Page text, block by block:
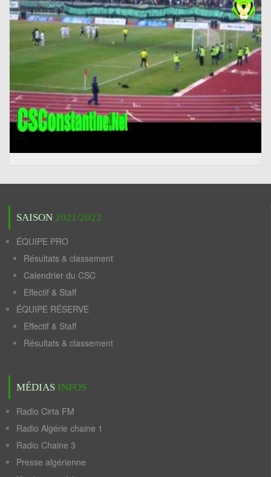
SAISON 2021/2022
ÉQUIPE PRO
Résultats & classement
Calendrier du CSC
Effectif & Staff
ÉQUIPE RÉSERVE
Effectif & Staff
Résultats & classement
MÉDIAS INFOS
Radio Cirta FM
Radio Algérie chaine 1
Radio Chaine 3
Presse algérienne